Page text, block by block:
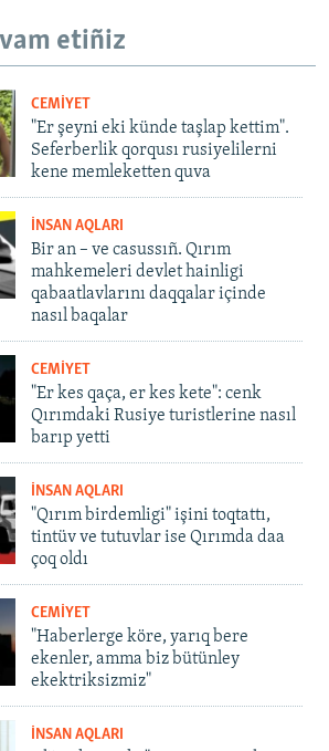
etiñiz
CEMİYET
"Er şeyni eki künde taşlap kettim".
Seferberlik qorqusı rusiyelilerni
kene memleketten quva
İNSAN AQLARI
Bir an – ve casussıñ. Qırım
mahkemeleri devlet hainligi
qabaatlavlarını daqqalar içinde
nasıl baqalar
CEMİYET
"Er kes qaça, er kes kete": cenk
Qırımdaki Rusiye turistlerine nasıl
barıp yetti
İNSAN AQLARI
"Qırım birdemligi" işini toqtattı,
tintüv ve tutuvlar ise Qırımda daa
çoq oldı
CEMİYET
"Haberlerge köre, yarıq bere
ekenler, amma biz bütünley
ekektriksizmiz"
İNSAN AQLARI